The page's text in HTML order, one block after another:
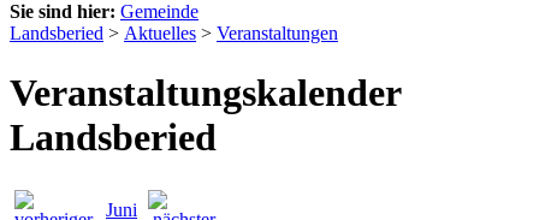
Sie sind hier: Gemeinde
Landsberied > Aktuelles > Veranstaltungen
Veranstaltungskalender
Landsberied
Juni